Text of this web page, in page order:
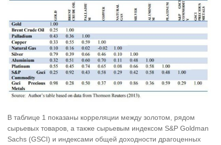
В таблице 1 показаны корреляции между золотом, рядом
сырьевых товаров, а также сырьевым индексом S&P Goldman
Sachs (GSCI) и индексами общей доходности драгоценных